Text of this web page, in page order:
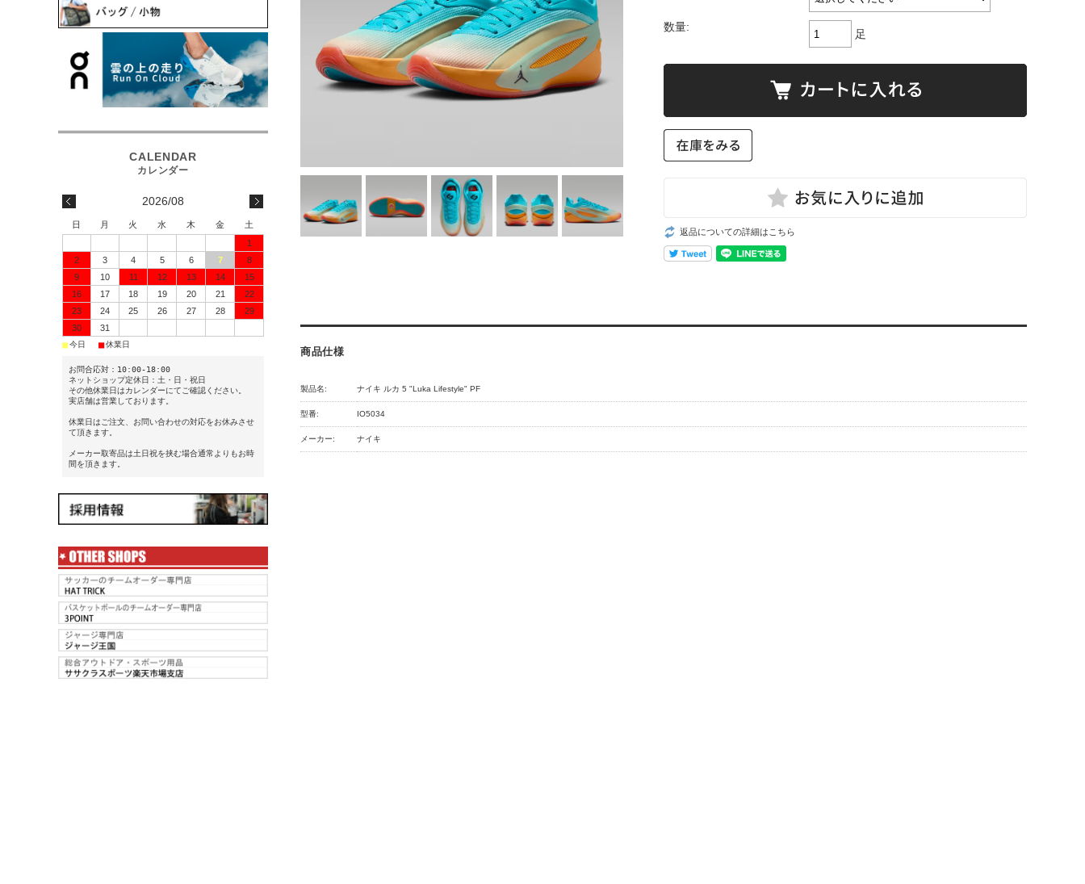
数量:
足
返品についての詳細はこちら
商品仕様
製品名: ナイキ ルカ 5 "Luka Lifestyle" PF
型番: IO5034
メーカー: ナイキ
2026/08
日 月 火 水 木 金
土
1
2
3 4 5 6 7
8
9
10 11 12 13 14
15
16
17 18 19 20 21
22
23
24 25 26 27 28
29
30
31
■今日 ■休業日
お問合応対：10:00-18:00
ネットショップ定休日：土・日・祝日
その他休業日はカレンダーにてご確認ください。
実店舗は営業しております。
休業日はご注文、お問い合わせの対応をお休みさせ
て頂きます。
メーカー取寄品は土日祝を挟む場合通常よりもお時
間を頂きます。